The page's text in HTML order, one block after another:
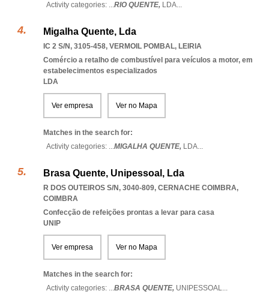
Activity categories: ...RIO QUENTE, LDA...
Migalha Quente, Lda
IC 2 S/N, 3105-458, VERMOIL POMBAL, LEIRIA
Comércio a retalho de combustível para veículos a motor, em
estabelecimentos especializados
LDA
Ver empresa Ver no Mapa
Matches in the search for:
Activity categories: ...MIGALHA QUENTE, LDA...
Brasa Quente, Unipessoal, Lda
R DOS OUTEIROS S/N, 3040-809, CERNACHE COIMBRA,
COIMBRA
Confecção de refeições prontas a levar para casa
UNIP
Ver empresa Ver no Mapa
Matches in the search for:
Activity categories: ...BRASA QUENTE, UNIPESSOAL...